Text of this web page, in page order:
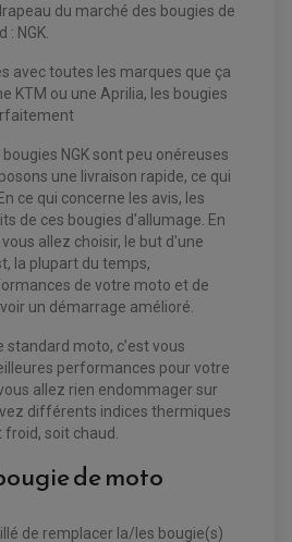
QUAD / SSV
QUAD / SSV
SSV
QUAD / SSV
/ REGULATEUR
du marché des bougies de
NGK.
avec toutes les marques que ça
KTM ou une Aprilia, les bougies
NGK sont peu onéreuses
une livraison rapide, ce qui
ce qui concerne les avis, les
de ces bougies d'allumage. En
allez choisir, le but d'une
la plupart du temps,
de votre moto et de
un démarrage amélioré.
standard moto, c’est vous
performances pour votre
allez rien endommager sur
différents indices thermiques
soit chaud.
de moto
de remplacer la/les bougie(s)